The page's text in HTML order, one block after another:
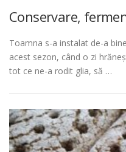
Conservare,
Toamna s-a instalat de-a
acest sezon, când o zi
tot ce ne-a rodit glia, să …